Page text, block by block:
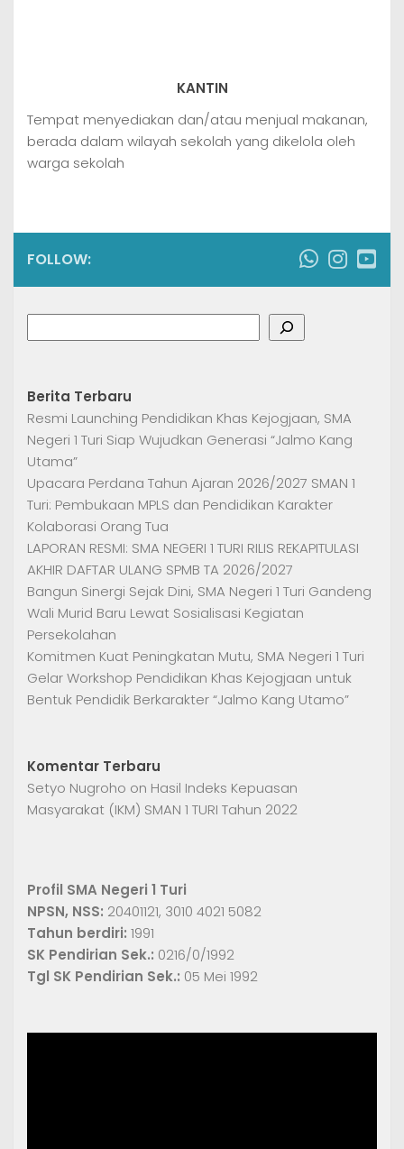
KANTIN
Tempat menyediakan dan/atau menjual makanan,
berada dalam wilayah sekolah yang dikelola oleh
warga sekolah
FOLLOW:
Berita Terbaru
Resmi Launching Pendidikan Khas Kejogjaan, SMA
Negeri 1 Turi Siap Wujudkan Generasi “Jalmo Kang
Utama”
Upacara Perdana Tahun Ajaran 2026/2027 SMAN 1
Turi: Pembukaan MPLS dan Pendidikan Karakter
Kolaborasi Orang Tua
LAPORAN RESMI: SMA NEGERI 1 TURI RILIS REKAPITULASI
AKHIR DAFTAR ULANG SPMB TA 2026/2027
Bangun Sinergi Sejak Dini, SMA Negeri 1 Turi Gandeng
Wali Murid Baru Lewat Sosialisasi Kegiatan
Persekolahan
Komitmen Kuat Peningkatan Mutu, SMA Negeri 1 Turi
Gelar Workshop Pendidikan Khas Kejogjaan untuk
Bentuk Pendidik Berkarakter “Jalmo Kang Utamo”
Komentar Terbaru
Setyo Nugroho on Hasil Indeks Kepuasan
Masyarakat (IKM) SMAN 1 TURI Tahun 2022
Profil SMA Negeri 1 Turi
NPSN, NSS: 20401121, 3010 4021 5082
Tahun berdiri: 1991
SK Pendirian Sek.: 0216/0/1992
Tgl SK Pendirian Sek.: 05 Mei 1992